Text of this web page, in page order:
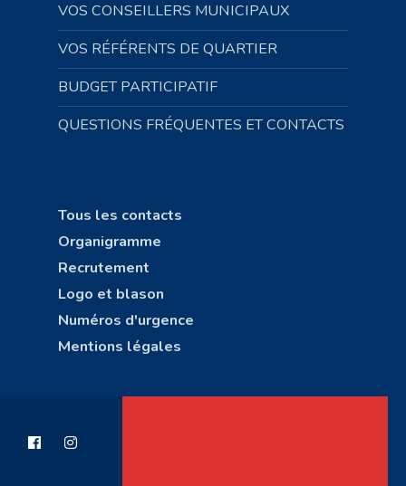
VOS CONSEILLERS MUNICIPAUX
VOS RÉFÉRENTS DE QUARTIER
BUDGET PARTICIPATIF
QUESTIONS FRÉQUENTES ET CONTACTS
Tous les contacts
Organigramme
Recrutement
Logo et blason
Numéros d'urgence
Mentions légales